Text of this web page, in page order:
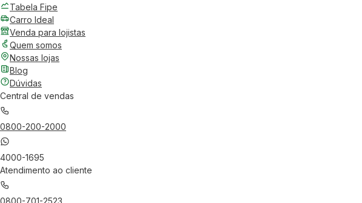
Tabela Fipe
Carro Ideal
Venda para lojistas
Quem somos
Nossas lojas
Blog
Dúvidas
Central de vendas
0800-200-2000
4000-1695
Atendimento ao cliente
0800-701-2523